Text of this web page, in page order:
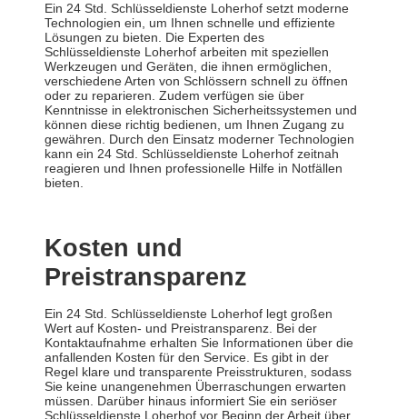
Ein 24 Std. Schlüsseldienste Loherhof setzt moderne
Technologien ein, um Ihnen schnelle und effiziente
Lösungen zu bieten. Die Experten des
Schlüsseldienste Loherhof arbeiten mit speziellen
Werkzeugen und Geräten, die ihnen ermöglichen,
verschiedene Arten von Schlössern schnell zu öffnen
oder zu reparieren. Zudem verfügen sie über
Kenntnisse in elektronischen Sicherheitssystemen und
können diese richtig bedienen, um Ihnen Zugang zu
gewähren. Durch den Einsatz moderner Technologien
kann ein 24 Std. Schlüsseldienste Loherhof zeitnah
reagieren und Ihnen professionelle Hilfe in Notfällen
bieten.
Kosten und
Preistransparenz
Ein 24 Std. Schlüsseldienste Loherhof legt großen
Wert auf Kosten- und Preistransparenz. Bei der
Kontaktaufnahme erhalten Sie Informationen über die
anfallenden Kosten für den Service. Es gibt in der
Regel klare und transparente Preisstrukturen, sodass
Sie keine unangenehmen Überraschungen erwarten
müssen. Darüber hinaus informiert Sie ein seriöser
Schlüsseldienste Loherhof vor Beginn der Arbeit über